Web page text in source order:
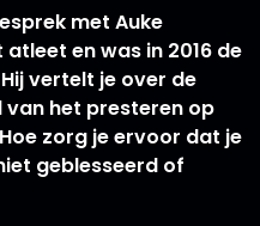
met Auke
en was in 2016 de
vertelt je over de
van het presteren op
zorg je ervoor dat je
geblesseerd of